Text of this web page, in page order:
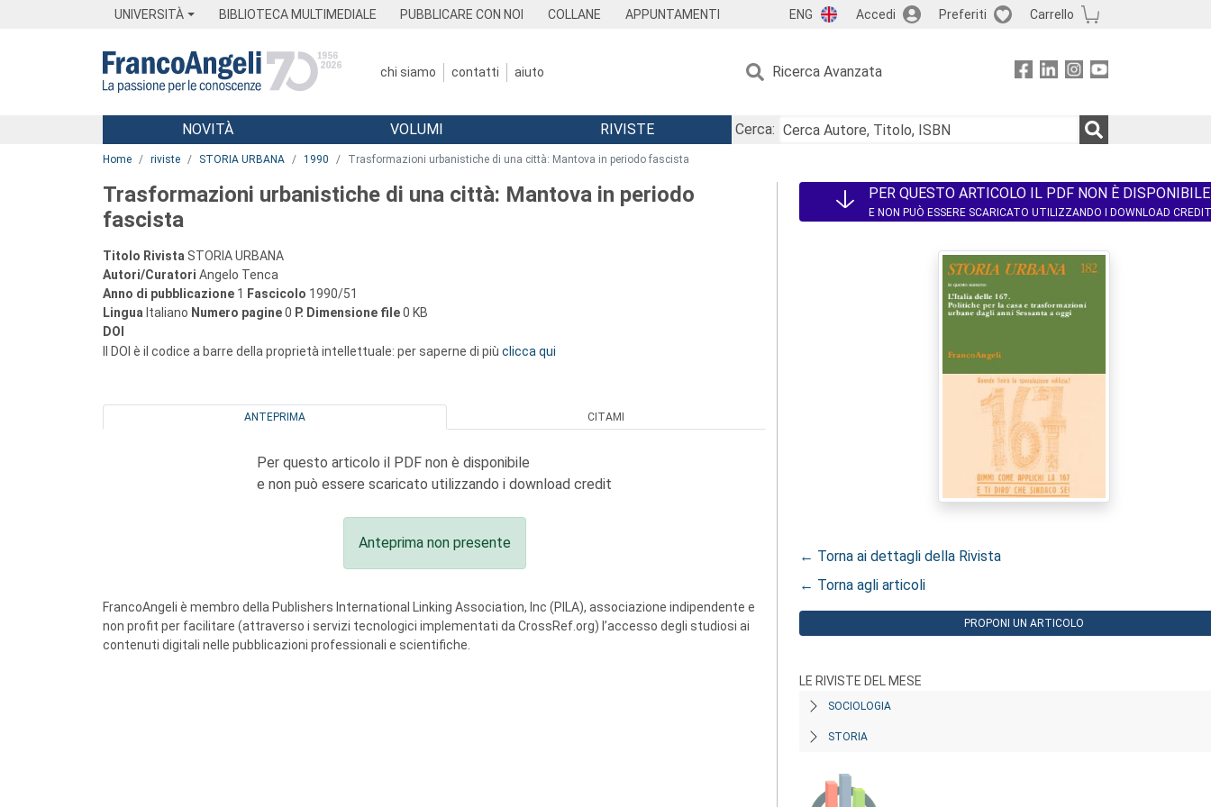
UNIVERSITÀ BIBLIOTECA MULTIMEDIALE PUBBLICARE CON NOI COLLANE APPUNTAMENTI ENG Accedi Preferiti Carrello
chi siamo contatti aiuto Ricerca Avanzata
Menu
NOVITÀ VOLUMI RIVISTE
Cerca:
Home riviste STORIA URBANA 1990 Trasformazioni urbanistiche di una città: Mantova in periodo fascista
Trasformazioni urbanistiche di una città: Mantova in periodo
fascista
Titolo Rivista STORIA URBANA
Autori/Curatori Angelo Tenca
Anno di pubblicazione 1 Fascicolo 1990/51
Lingua Italiano Numero pagine0 P. Dimensione file0 KB
DOI
Il DOI è il codice a barre della proprietà intellettuale: per saperne di più clicca qui
ANTEPRIMA CITAMI
Per questo articolo il PDF non è disponibile
e non può essere scaricato utilizzando i download credit
Anteprima non presente
FrancoAngeli è membro della Publishers International Linking Association, Inc (PILA), associazione indipendente e
non profit per facilitare (attraverso i servizi tecnologici implementati da CrossRef.org) l’accesso degli studiosi ai
contenuti digitali nelle pubblicazioni professionali e scientifiche.
PER QUESTO ARTICOLO IL PDF NON È DISPONIBILE
E NON PUÒ ESSERE SCARICATO UTILIZZANDO I DOWNLOAD CREDIT
← Torna ai dettagli della Rivista
← Torna agli articoli
PROPONI UN ARTICOLO
LE RIVISTE DEL MESE
SOCIOLOGIA
STORIA